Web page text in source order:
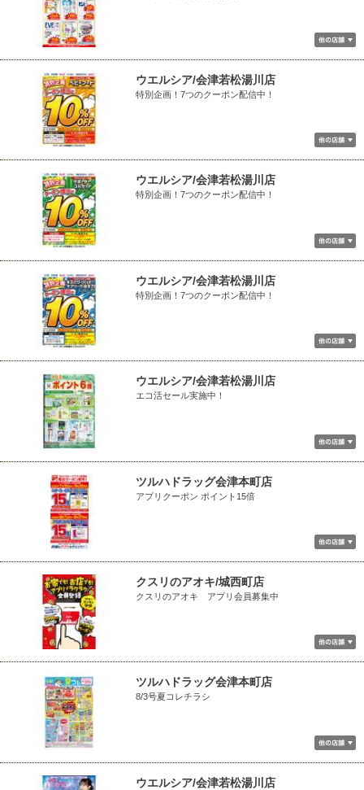
ウエルシア/会津若松湯川店
特別企画！7つのクーポン配信中！
ウエルシア/会津若松湯川店
特別企画！7つのクーポン配信中！
ウエルシア/会津若松湯川店
特別企画！7つのクーポン配信中！
ウエルシア/会津若松湯川店
エコ活セール実施中！
ツルハドラッグ会津本町店
アプリクーポン ポイント15倍
クスリのアオキ/城西町店
クスリのアオキ アプリ会員募集中
ツルハドラッグ会津本町店
8/3号夏コレチラシ
ウエルシア/会津若松湯川店